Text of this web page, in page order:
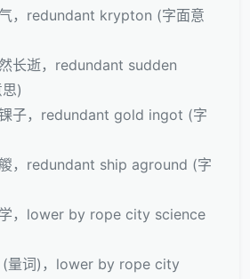
，redundant krypton (字面意
长逝，redundant sudden
)
子，redundant gold ingot (字
，redundant ship aground (字
，lower by rope city science
(量词)，lower by rope city